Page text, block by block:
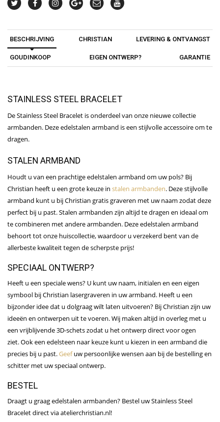
BESCHRIJVING CHRISTIAN LEVERING & ONTVANGST
GOUDINKOOP EIGEN ONTWERP? GARANTIE
STAINLESS STEEL BRACELET
De Stainless Steel Bracelet is onderdeel van onze nieuwe collectie
armbanden. Deze edelstalen armband is een stijlvolle accessoire om te
dragen.
STALEN ARMBAND
Houdt u van een prachtige edelstalen armband om uw pols? Bij
Christian heeft u een grote keuze in stalen armbanden. Deze stijlvolle
armband kunt u bij Christian gratis graveren met uw naam zodat deze
perfect bij u past. Stalen armbanden zijn altijd te dragen en ideaal om
te combineren met andere armbanden. Deze edelstalen armband
behoort tot onze huiscollectie, waardoor u verzekerd bent van de
allerbeste kwaliteit tegen de scherpste prijs!
SPECIAAL ONTWERP?
Heeft u een speciale wens? U kunt uw naam, initialen en een eigen
symbool bij Christian lasergraveren in uw armband. Heeft u een
bijzonder idee dat u dolgraag wilt laten uitvoeren? Bij Christian zijn uw
ideeën en ontwerpen uit te voeren. Wij maken altijd in overleg met u
een vrijblijvende 3D-schets zodat u het ontwerp direct voor ogen
ziet. Ook een edelsteen naar keuze kunt u kiezen in een armband die
precies bij u past.Geefuw persoonlijke wensen aan bij de bestelling en
schitter met uw speciaal ontwerp.
BESTEL
Draagt u graag edelstalen armbanden? Bestel uw Stainless Steel
Bracelet direct via atelierchristian.nl!